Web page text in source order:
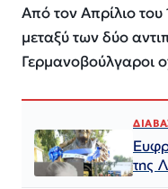
Από τον Απρίλιο του
μεταξύ των δύο
Γερμανοβούλγαροι
της